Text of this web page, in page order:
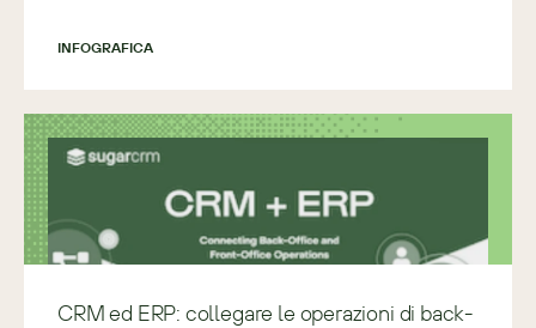
INFOGRAFICA
CRM ed ERP: collegare le operazioni di back-